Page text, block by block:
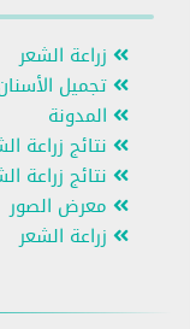
زراعة الشعر
تجميل
المدونة
نتائج زراعة
نتائج زراعة
معرض الصور
زراعة الشعر